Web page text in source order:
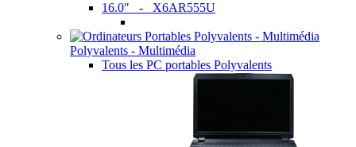
16.0" - X6AR555U
Polyvalents - Multimédia
Tous les PC portables Polyvalents